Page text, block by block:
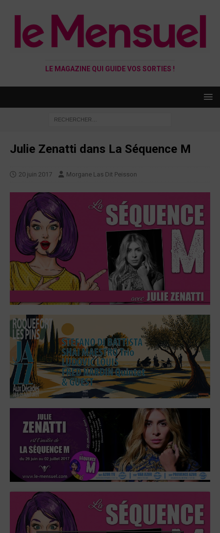
LE MAGAZINE QUI GUIDE VOS SORTIES !
Julie Zenatti dans La Séquence M
20 juin 2017 Morgane Las Dit Peisson